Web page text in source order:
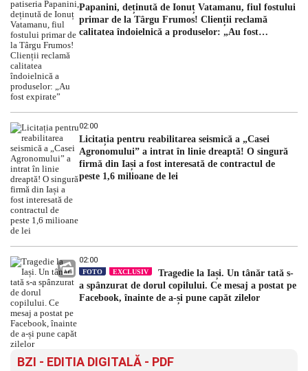
Papanini, deținută de Ionuț Vatamanu, fiul fostului
primar de la Târgu Frumos! Clienții reclamă
calitatea îndoielnică a produselor: „Au fost
02:00
Licitația pentru reabilitarea seismică a „Casei
Agronomului” a intrat în linie dreaptă! O singură
firmă din Iași a fost interesată de contractul de
peste 1,6 milioane de lei
02:00
FOTO EXCLUSIV
Tragedie la Iași. Un tânăr tată s-
a spânzurat de dorul copilului. Ce mesaj a postat pe
Facebook, înainte de a-și pune capăt zilelor
BZI - EDITIA DIGITALĂ - PDF